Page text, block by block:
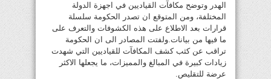
الهدر وتوضح مكافآت القياديين في اجهزة الدولة
المختلفة، ومن المتوقع ان تصدر الحكومة سلسلة
قرارات بعد الاطلاع على هذه الكشوفات والتعرف على
ما فيها من بيانات.ولفتت المصادر الى ان الحكومة
تراقب عن كثب كشف المكافآت للقياديين التي شهدت
زيادات كبيرة في المبالغ والمميزات، ما يجعلها الاكثر
عرضة للتقليص.